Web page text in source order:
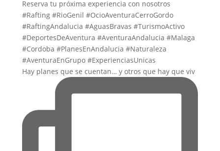
Hay planes que se cuentan… y otros que hay que viv